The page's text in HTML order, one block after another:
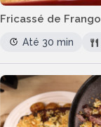
Fricassé de Frango
Até 30 min